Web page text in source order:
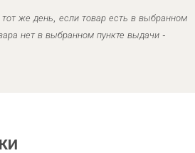
же день, если товар есть в выбранном
нет в выбранном пункте выдачи -